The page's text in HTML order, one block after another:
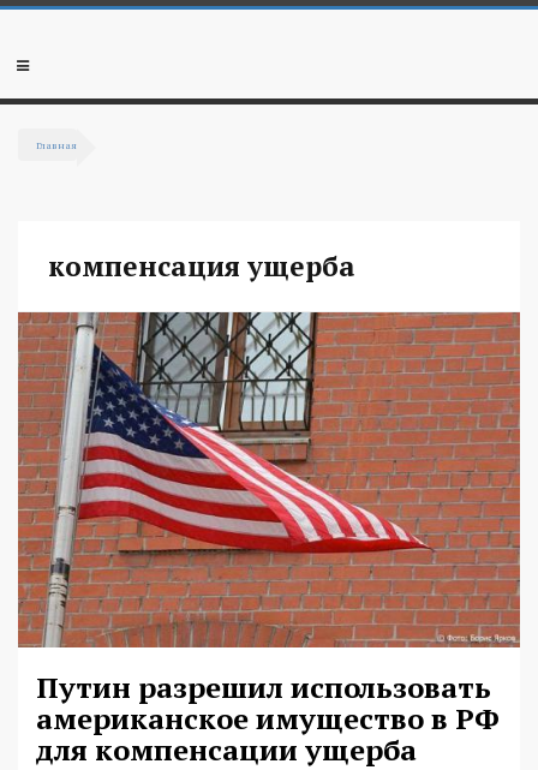
Перейти к основному содержанию
Мобильное
Главная
компенсация ущерба
Путин разрешил использовать
американское имущество в РФ
для компенсации ущерба